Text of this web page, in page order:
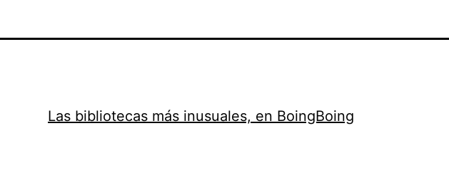
Las bibliotecas más inusuales, en BoingBoing